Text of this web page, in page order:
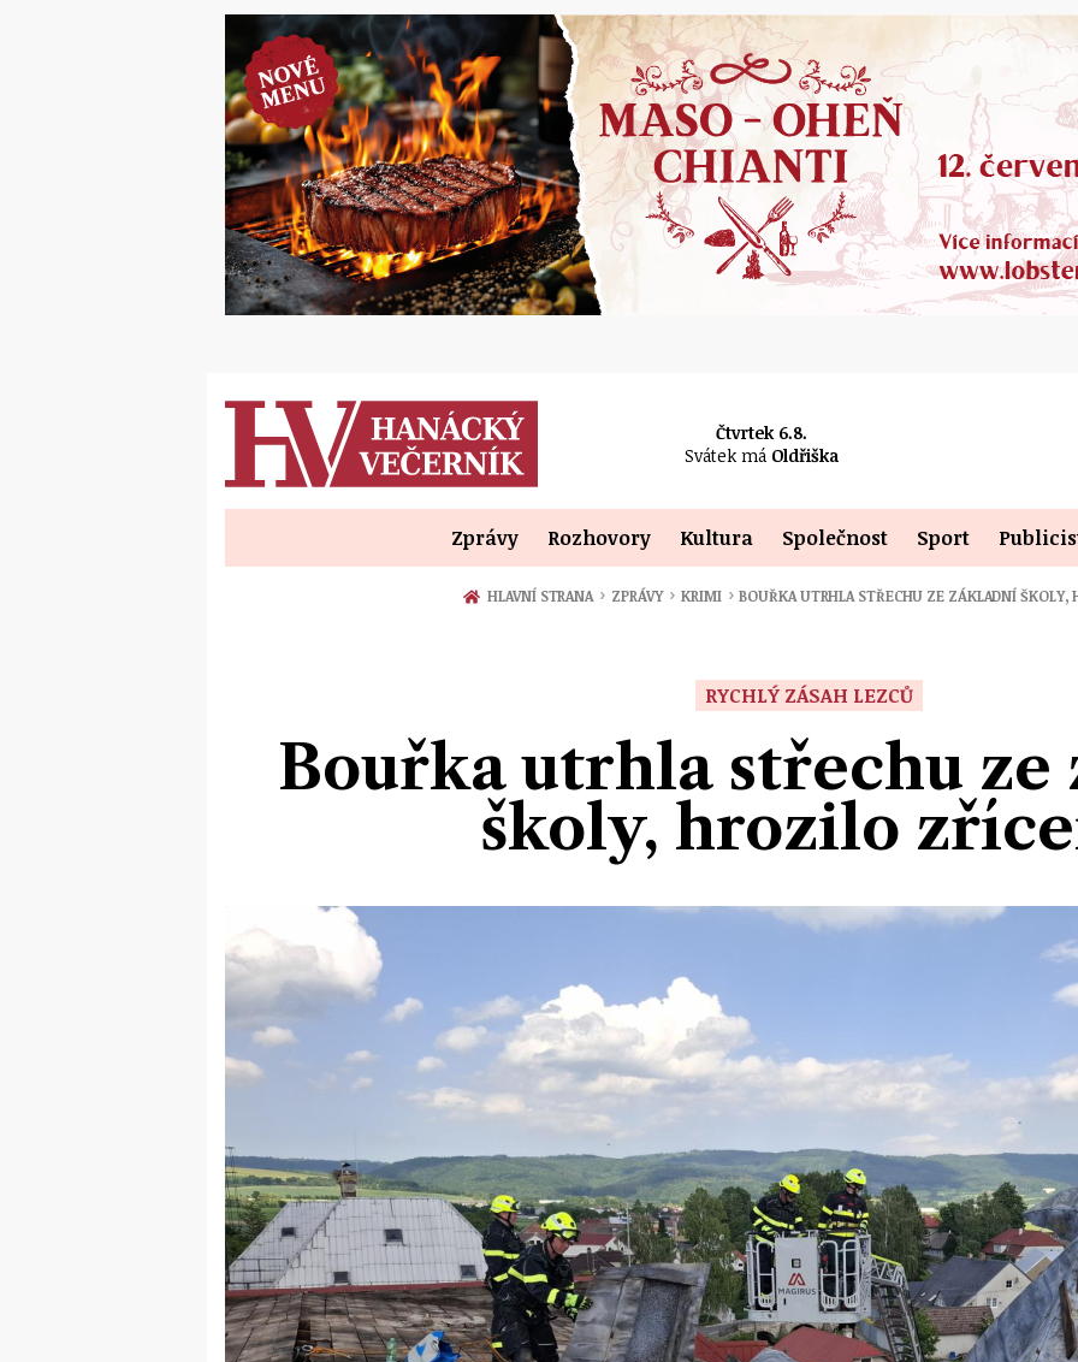
Čtvrtek 6.8.
Svátek má Oldřiška
Zprávy Rozhovory Kultura Společnost Sport
HLAVNÍ STRANA › ZPRÁVY › KRIMI › BOUŘKA UTRHLA STŘECHU ZE ZÁKLADNÍ
RYCHLÝ ZÁSAH LEZCŮ
Bouřka utrhla střechu ze
školy, hrozilo